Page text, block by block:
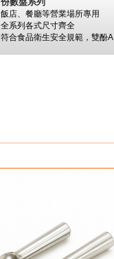
飯店、餐廳等營業場所專用
全系列各式尺寸齊全
符合食品衛生安全規範， 雙酚A
杯架組